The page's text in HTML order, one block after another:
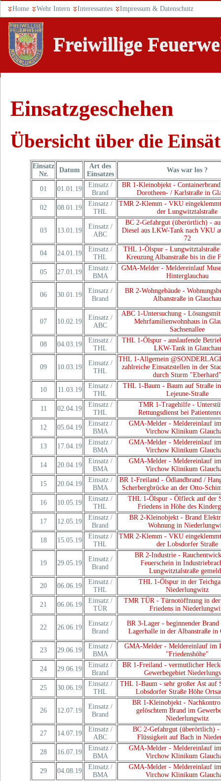
Home Wehr Intern Interessantes Impressum & Datenschutz
Freiwillige
Einsatzgeschehen
Übersicht über die
Einsatz
Nr.
Datum
Art des
Einsatzes
Was war los ?
01 01.01.19
Einsatz /
Brand
BR 1-Kleinobjekt -
Dorotheen- / Karlstraße in
02
08.01.19
Einsatz /
THL
TMR 2-Klemm - VKU
der Lungwitztalstraße
03 13.01.19
Einsatz /
ABC
BC 2-Gefahrgut (überörtlich) -
Diesel aus LKW-Tank nach VKU
72
04
24.01.19
Einsatz /
THL
THL 1-Ölspur - Lungwitztalstraße
Kreuzung Albanstraße bis in die
05
27.01.19
Einsatz /
BMA
GMA-Melder - Meldereinlauf
Hinterglauchau
06 30.01.19
Einsatz /
Brand
BR 2-Wohngebäude -
Albanstraße in Glauchau
07 10.02.19
Einsatz /
ABC
ABC 1-Untersuchung -
Mehrfamilienwohnhaus in
Sachsenallee
08
04.03.19
Einsatz /
THL
THL 1-Ölspur - auslaufende
LKW-Tank in Glauchau
09 10.03.19
Einsatz /
THL
THL 1-Allgemein
zahlreiche Einsatzstellen in der
durch Sturm "Eberhard"
10
11.03.19
Einsatz /
THL
THL 1-Baum - Baum auf Straße
Lejeune-Straße
11
02.04.19
Einsatz /
THL
TMR 1-Tragehilfe -
Rettungsdienst bei
12
05.04.19
Einsatz /
BMA
GMA-Melder - Meldereinlauf
Virchow Klinikum
13
17.04.19
Einsatz /
BMA
GMA-Melder - Meldereinlauf
Virchow Klinikum
14
20.04.19
Einsatz /
BMA
GMA-Melder - Meldereinlauf
Virchow Klinikum
15
20.04.19
Einsatz /
BMA
BR 1-Freiland - Ödlandbrand /
Scherbergbrücke an der Otto-
16
10.05.19
Einsatz /
THL
THL 1-Ölspur - Ölfleck auf der
Friedens in Höhe des
17
12.05.19
Einsatz /
Brand
BR 2-Kleinobjekt - Brand
Wohnung in
18
15.05.19
Einsatz /
THL
TMR 2-Klemm - VKU
der Lobsdorfer Straße
19 29.05.19
Einsatz /
Brand
BR 2-Industrie -
Feuerschein in
Lungwitztalstraße
20
06.06.19
Einsatz /
THL
THL 1-Ölspur in der
Niederlungwitz
21
06.06.19
Einsatz /
TÜR
TMR TÜR - Türnotöffnung in der
Friedens in
22 26.06.19
Einsatz /
Brand
BR 3-Lager - beginnender
Lagerhalle in der Albanstraße in
23 29.06.19
Einsatz /
BMA
GMA-Melder - Meldereinlauf im
"Friedenshöhe"
24
29.06.19
Einsatz /
Brand
BR 1-Freiland - vermutlicher
Gewerbegebiet
25
30.06.19
Einsatz /
THL
THL 1-Baum - sehr großer Ast auf
Lobsdorfer Straße Höhe
26 12.07.19
Einsatz /
Brand
BR 1-Kleinobjekt -
gelöschtem Brand im
Niederlungwitz
27
14.07.19
Einsatz /
ABC
BC 2-Gefahrgut (überörtlich) -
Flüssigkeit auf Bach in
28
16.07.19
Einsatz /
BMA
GMA-Melder - Meldereinlauf
Virchow Klinikum
29
04.08.19
Einsatz /
BMA
GMA-Melder - Meldereinlauf
Virchow Klinikum